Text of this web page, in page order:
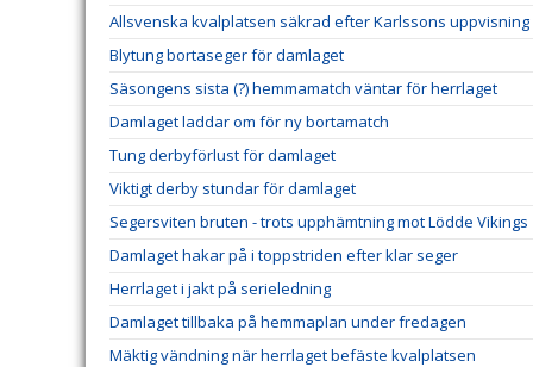
Allsvenska kvalplatsen säkrad efter Karlssons uppvisning
Blytung bortaseger för damlaget
Säsongens sista (?) hemmamatch väntar för herrlaget
Damlaget laddar om för ny bortamatch
Tung derbyförlust för damlaget
Viktigt derby stundar för damlaget
Segersviten bruten - trots upphämtning mot Lödde Vikings
Damlaget hakar på i toppstriden efter klar seger
Herrlaget i jakt på serieledning
Damlaget tillbaka på hemmaplan under fredagen
Mäktig vändning när herrlaget befäste kvalplatsen